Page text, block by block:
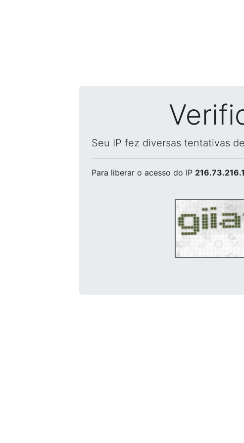
Seu IP fez diversas tentativas
Para liberar o acesso do IP